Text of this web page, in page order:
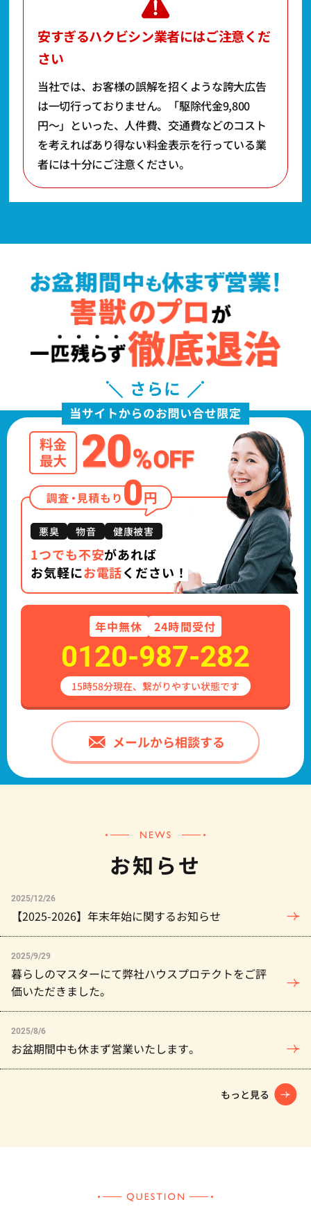
安すぎるハクビシン業者にはご注意くだ
さい
当社では、お客様の誤解を招くような誇大広告
は一切行っておりません。
「駆除代金9,800
円〜」といった、人件費、交通費などのコスト
を考えればあり得ない料金表示を行っている業
者には十分にご注意ください。
悪臭 物音 健康被害
1つでも不安があれば
お気軽にお電話ください！
年中無休 24時間受付
0120-987-282
15時58分現在、繋がりやすい状態です
お知らせ
2025/12/26
【2025-2026】年末年始に関するお知らせ
2025/9/29
暮らしのマスターにて弊社ハウスプロテクトをご評
価いただきました。
2025/8/6
お盆期間中も休まず営業いたします。
もっと見る